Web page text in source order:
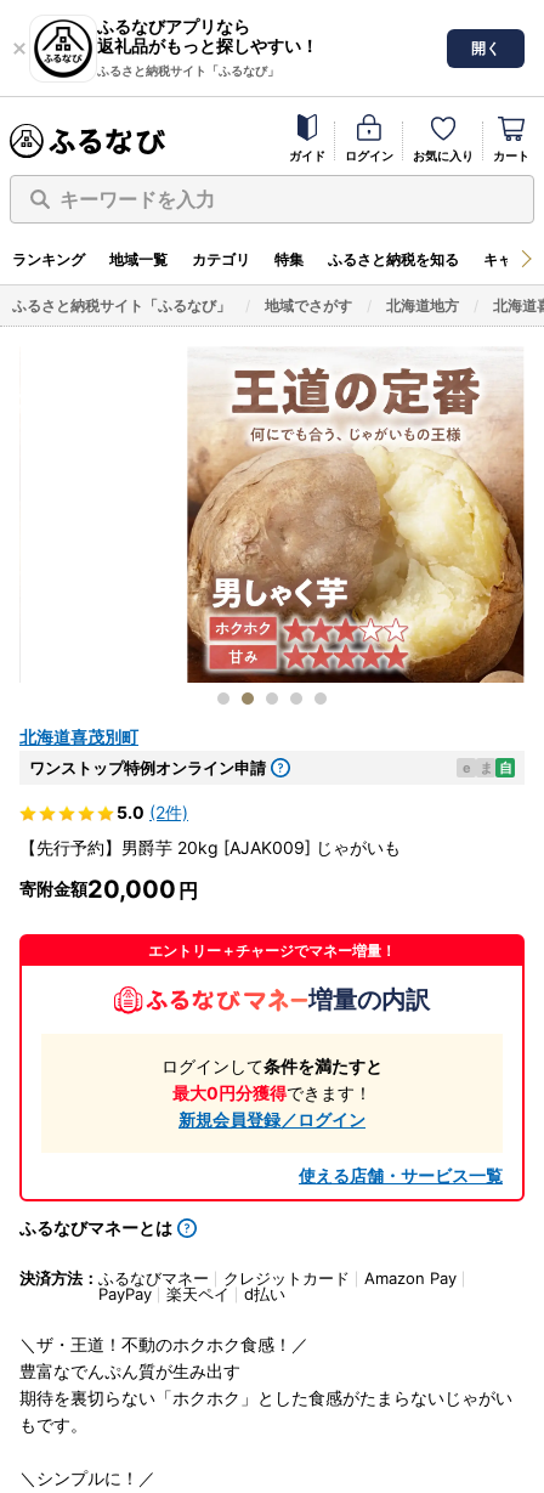
ふるなびアプリなら
返礼品がもっと探しやすい！
ふるさと納税サイト「ふるなび」
開く
ガイド ログイン お気に入り カート
キーワードを入力
ランキング 地域一覧 カテゴリ 特集 ふるさと納税を知る キャン
ふるさと納税サイト「ふるなび」 地域でさがす 北海道地方 北海道
北海道喜茂別町
ワンストップ特例オンライン申請 e ま 自
5.0 (2件)
【先行予約】男爵芋 20kg [AJAK009] じゃがいも
寄附金額20,000
エントリー＋チャージでマネー増量！
増量の内訳
ログインして条件を満たすと
最大0円分獲得できます！
新規会員登録／ログイン
使える店舗・サービス一覧
ふるなびマネーとは
決済方法： ふるなびマネー クレジットカード
Amazon Pay
PayPay
楽天ペイ d払い
＼ザ・王道！不動のホクホク食感！／
豊富なでんぷん質が生み出す
期待を裏切らない「ホクホク」とした食感がたまらないじゃがい
もです。
＼シンプルに！／